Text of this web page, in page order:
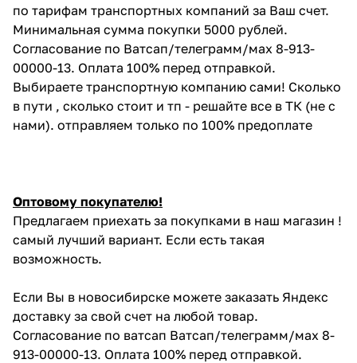
по тарифам транспортных компаний за Ваш счет.
Минимальная сумма покупки 5000 рублей.
Согласование по Ватсап/телеграмм/мах 8-913-
00000-13. Оплата 100% перед отправкой.
Выбираете транспортную компанию сами! Сколько
в пути , сколько стоит и тп - решайте все в ТК (не с
нами). отправляем только по 100% предоплате
Оптовому покупателю!
Предлагаем приехать за покупками в наш магазин !
самый лучший вариант. Если есть такая
возможность.
Если Вы в новосибирске можете заказать Яндекс
доставку за свой счет на любой товар.
Согласование по ватсап Ватсап/телеграмм/мах 8-
913-00000-13. Оплата 100% перед отправкой.